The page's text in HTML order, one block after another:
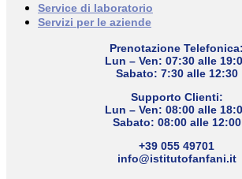
Service di laboratorio
Servizi per le aziende
Prenotazione Telefonica:
Lun – Ven: 07:30 alle
Sabato: 7:30 alle 12:30
Supporto Clienti:
Lun – Ven: 08:00 alle
Sabato: 08:00 alle 12:00
+39 055 49701
info@istitutofanfani.it